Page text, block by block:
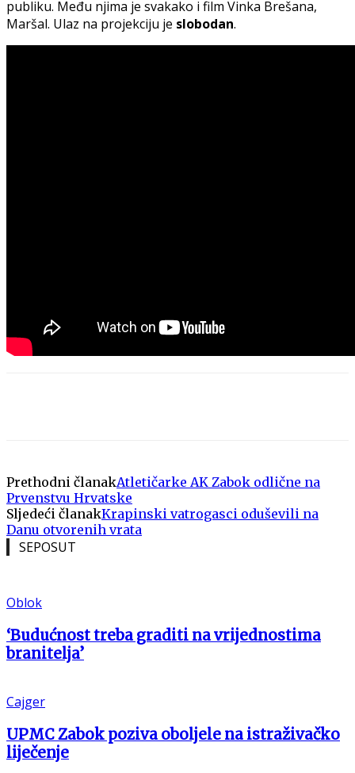
publiku. Među njima je svakako i film Vinka Brešana,
Maršal. Ulaz na projekciju je slobodan.
Prethodni članakAtletičarke AK Zabok odlične na
Prvenstvu Hrvatske
Sljedeći članakKrapinski vatrogasci oduševili na
Danu otvorenih vrata
SEPOSUT
Oblok
‘Budućnost treba graditi na vrijednostima
branitelja’
Cajger
UPMC Zabok poziva oboljele na istraživačko
liječenje